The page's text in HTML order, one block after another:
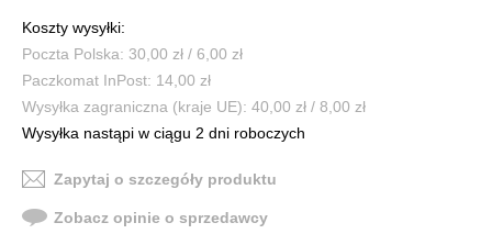
Koszty wysyłki:
Poczta Polska: 30,00 zł / 6,00 zł
Paczkomat InPost: 14,00 zł
Wysyłka zagraniczna (kraje UE): 40,00 zł / 8,00 zł
Wysyłka nastąpi w ciągu 2 dni roboczych
Zapytaj o szczegóły produktu
Zobacz opinie o sprzedawcy